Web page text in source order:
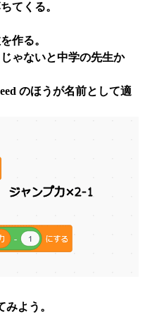
てくる。
作る。
ゃないと中学の先生か
のほうが名前として適
よう。